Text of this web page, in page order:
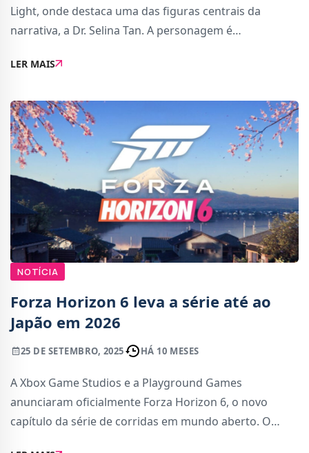
Light, onde destaca uma das figuras centrais da
narrativa, a Dr. Selina Tan. A personagem é
conhecida pelo seu continuo talento em cinema e
LER MAIS
NOTÍCIA
Forza Horizon 6 leva a série até ao
Japão em 2026
25 DE SETEMBRO, 2025 HÁ 10 MESES
A Xbox Game Studios e a Playground Games
anunciaram oficialmente Forza Horizon 6, o novo
capítulo da série de corridas em mundo aberto. O